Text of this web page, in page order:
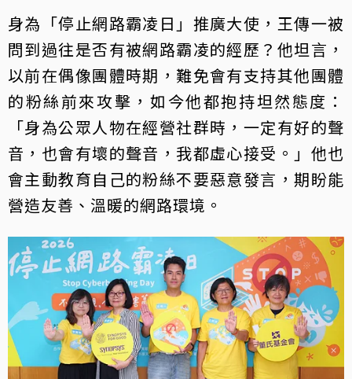
身為「停止網路霸凌日」推廣大使，王傳一被
問到過往是否有被網路霸凌的經歷？他坦言，
以前在偶像團體時期，難免會有支持其他團體
的粉絲前來攻擊，如今他都抱持坦然態度：
「身為公眾人物在經營社群時，一定有好的聲
音，也會有壞的聲音，我都虛心接受。」他也
會主動教育自己的粉絲不要惡意發言，期盼能
營造友善、溫暖的網路環境。